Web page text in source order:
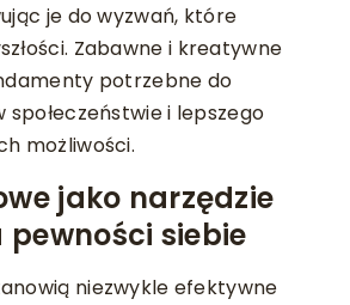
je do wyzwań, które
Zabawne i kreatywne
potrzebne do
społeczeństwie i lepszego
możliwości.
jako narzędzie
siebie
niezwykle efektywne